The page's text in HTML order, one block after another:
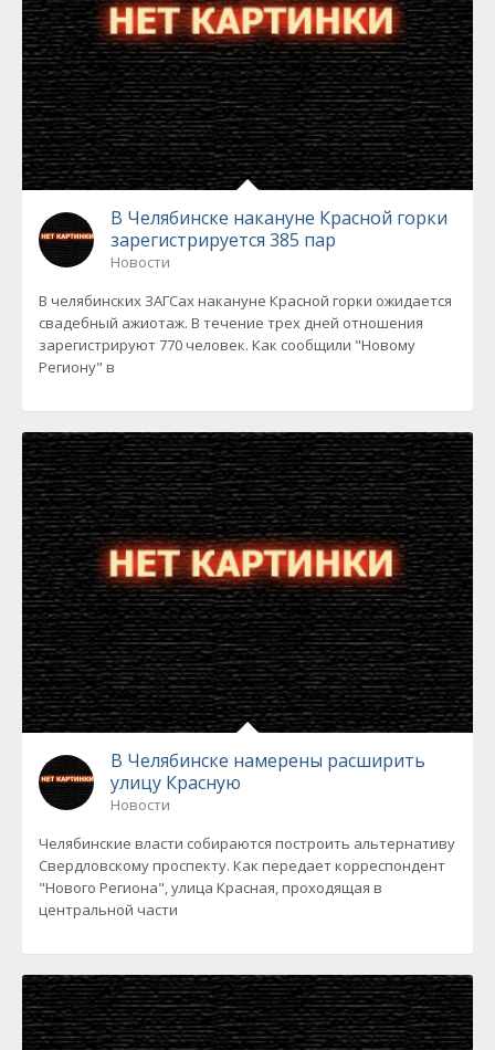
В Челябинске накануне Красной горки
зарегистрируется 385 пар
Новости
В челябинских ЗАГСах накануне Красной горки ожидается
свадебный ажиотаж. В течение трех дней отношения
зарегистрируют 770 человек. Как сообщили "Новому
Региону" в
В Челябинске намерены расширить
улицу Красную
Новости
Челябинские власти собираются построить альтернативу
Свердловскому проспекту. Как передает корреспондент
"Нового Региона", улица Красная, проходящая в
центральной части